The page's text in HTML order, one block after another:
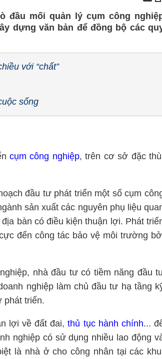
đầu mối quản lý cụm công
dựng văn bản để đồng bộ các
với “chất”
sống
cụm công nghiệp, trên cơ sở đặc
đầu tư phát triển một số cụm
sản xuất các nguyên phụ liệu
bàn có điều kiện thuận lợi. Phát
đến công tác bảo vệ môi trường
nhà đầu tư có tiềm năng đầu
nghiệp làm chủ đầu tư hạ tầng
phát triển.
lợi về đất đai,thủ tục hành chính...
nghiệp có sử dụng nhiều lao động
là nhà ở cho công nhân tại các